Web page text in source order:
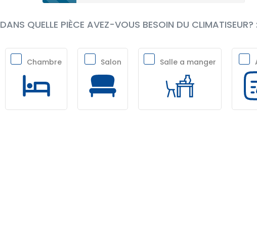
DANS QUELLE PIÈCE AVEZ-VOUS BESOIN DU CLIMATISEUR? :
Chambre Salon Salle a manger